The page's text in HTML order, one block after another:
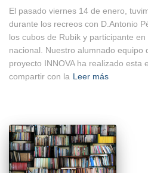
El pasado viernes 14 de enero,
durante los recreos con D.Antonio
los cubos de Rubik y participante
nacional. Nuestro alumnado equipo
proyecto INNOVA ha realizado esta
compartir con la Leer más